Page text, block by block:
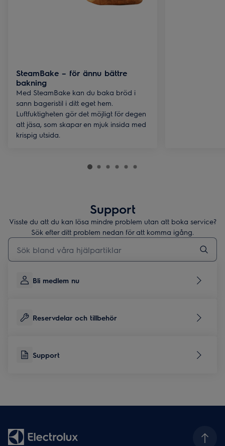
SteamBake – för ännu bättre
bakning
Med SteamBake kan du baka bröd i
sann bageristil i ditt eget hem.
Luftfuktigheten gör det möjligt för degen
att jäsa, som skapar en mjuk insida med
krispig utsida.
Support
Visste du att du kan lösa mindre problem utan att boka service?
Sök efter ditt problem nedan för att komma igång.
Skriv här för att söka i supportartiklar
Bli medlem nu
Reservdelar och tillbehör
Support